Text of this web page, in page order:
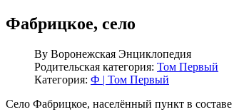
Фабрицкое, село
By Воронежская Энциклопедия
Родительская категория: Том Первый
Категория: Ф | Том Первый
Село Фабрицкое, населённый пункт в составе